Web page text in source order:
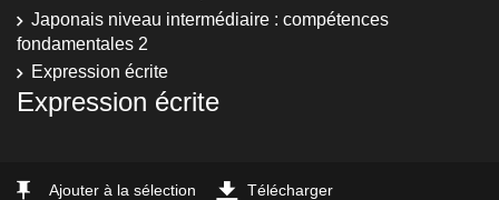
Japonais niveau intermédiaire : compétences
fondamentales 2
Expression écrite
Expression écrite
Ajouter à la sélection Télécharger